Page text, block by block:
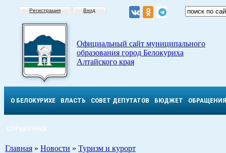
Регистрация Вход
Официальный сайт муниципального
образования город Белокуриха
Алтайского края
О БЕЛОКУРИХЕ ВЛАСТЬ СОВЕТ ДЕПУТАТОВ БЮДЖЕТ ОБРАЩЕНИЯ
СПРАВОЧНОЕ
Главная » Новости » Туризм и курорт